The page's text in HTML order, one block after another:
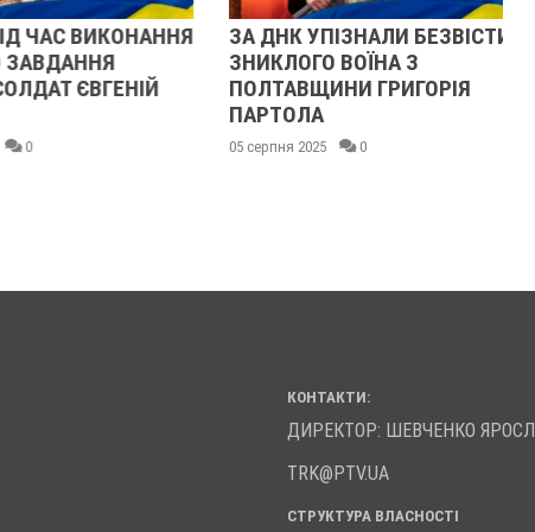
ЧАС ВИКОНАННЯ
ЄВГЕНІЙ
0
ЗА ДНК УПІЗНАЛИ БЕЗВІСТИ
ЗНИКЛОГО ВОЇНА З
ПОЛТАВЩИНИ ГРИГОРІЯ
ПАРТОЛА
05 серпня 2025 0
КОНТАКТИ:
ДИРЕКТОР: ШЕВЧЕНКО
TRK@PTV.UA
СТРУКТУРА ВЛАСНОСТІ